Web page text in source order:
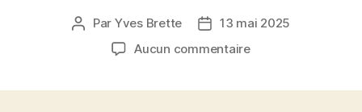
Auteur
l’article
Par Yves Brette
Date13 mai 2025
Aucun commentairesur